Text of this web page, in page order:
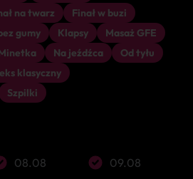
na twarz
Finał w buzi
gumy Klapsy
Masaż GFE
Na jeźdźca
Od tyłu
klasyczny
Szpilki
08.08
09.08